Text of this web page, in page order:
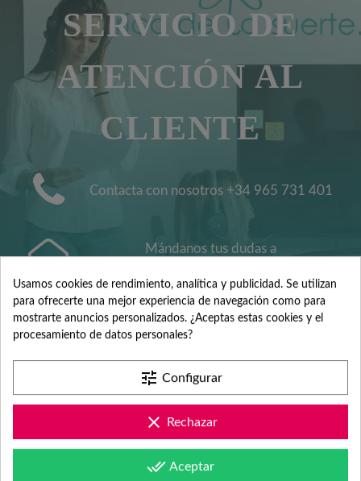
SERVICIO DE
ATENCIÓN AL
CLIENTE
Contacta con nosotros +34 965 731 401
Mándanos tus dudas a
Revisa nuestras páginas de
documentación
FRECUENTEMENTE
Usamos cookies de rendimiento, analítica y publicidad. Se utilizan
para ofrecerte una mejor experiencia de navegación como para
mostrarte anuncios personalizados. ¿Aceptas estas cookies y el
procesamiento de datos personales?
tune Configurar
clear Rechazar
done_all Aceptar